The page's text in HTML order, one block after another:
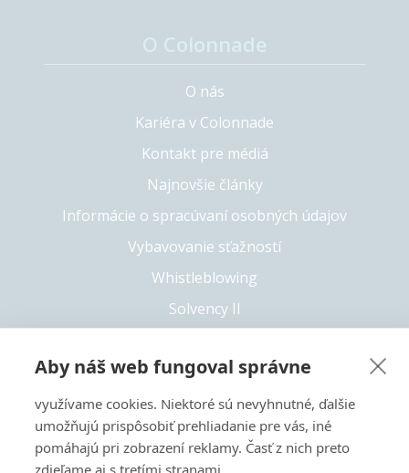
O nás
Kariéra v Colonnade
Kontakt pre médiá
Najnovšie články
Informácie o spracúvaní osobných údajov
Vybavovanie sťažností
Whistleblowing
Solvency II
Copyright 2026 © Colonnade
+421 55 6826 222
Aby náš web fungoval správne
využívame cookies. Niektoré sú nevyhnutné, ďalšie
umožňujú prispôsobiť prehliadanie pre vás, iné
pomáhajú pri zobrazení reklamy. Časť z nich preto
zdieľame aj s tretími stranami.